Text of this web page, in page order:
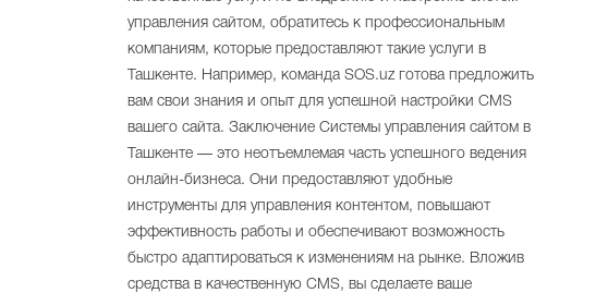
управления сайтом, обратитесь к профессиональным
компаниям, которые предоставляют такие услуги в
Ташкенте. Например, команда SOS.uz готова предложить
вам свои знания и опыт для успешной настройки CMS
вашего сайта. Заключение Системы управления сайтом в
Ташкенте — это неотъемлемая часть успешного ведения
онлайн-бизнеса. Они предоставляют удобные
инструменты для управления контентом, повышают
эффективность работы и обеспечивают возможность
быстро адаптироваться к изменениям на рынке. Вложив
средства в качественную CMS, вы сделаете ваше